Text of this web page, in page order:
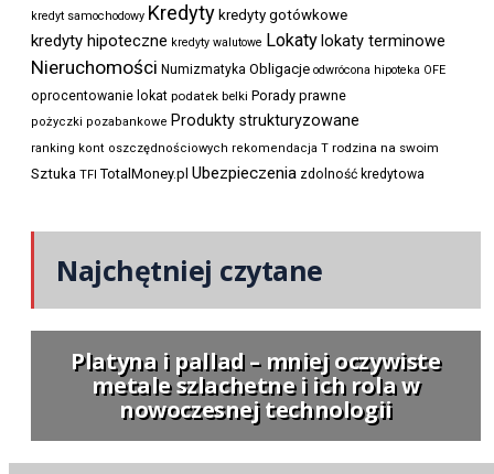
kredyt samochodowy Kredyty kredyty gotówkowe
kredyty hipoteczne kredyty walutowe Lokatylokaty terminowe
Nieruchomości Numizmatyka Obligacje odwrócona hipoteka OFE
oprocentowanie lokat podatek belki Porady prawne
pożyczki pozabankowe Produkty strukturyzowane
ranking kont oszczędnościowych rekomendacja T rodzina na swoim
Sztuka TFI TotalMoney.pl Ubezpieczenia zdolność kredytowa
Najchętniej czytane
Platyna i pallad – mniej oczywiste
metale szlachetne i ich rola w
nowoczesnej technologii